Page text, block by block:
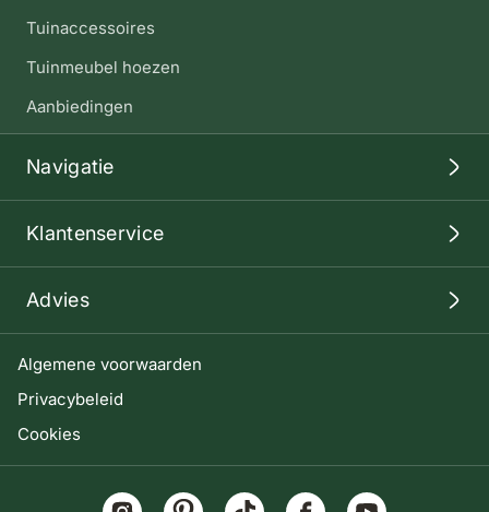
Algemene voorwaarden
Privacybeleid
Cookies
Tuinaccessoires
Tuinmeubel hoezen
Aanbiedingen
Navigatie
Klantenservice
Advies